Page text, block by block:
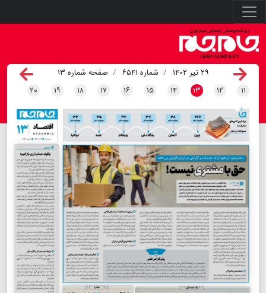
۲۹ تیر ۱۴۰۲ شماره ۶۵۴۱
صفحه شماره ۱۳
۱۱ ۱۲ ۱۳ ۱۴ ۱۵ ۱۶ ۱۷ ۱۸ ۱۹ ۲۰